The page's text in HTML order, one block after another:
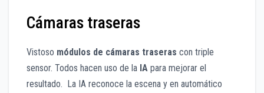
Cámaras traseras
Vistoso módulos de cámaras traseras con triple
sensor. Todos hacen uso de la IA para mejorar el
resultado. La IA reconoce la escena y en automático